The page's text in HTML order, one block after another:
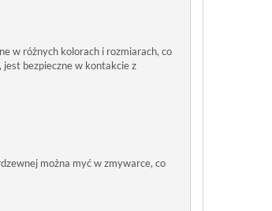
w różnych kolorach i rozmiarach, co
bezpieczne w kontakcie z
można myć w zmywarce, co